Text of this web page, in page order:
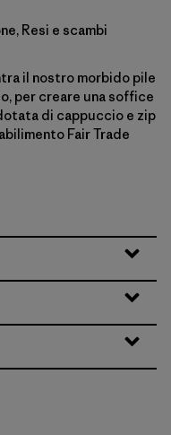
Resi e scambi
il nostro morbido pile
per creare una soffice
di cappuccio e zip
Fair Trade